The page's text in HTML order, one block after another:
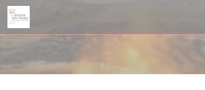
Personnalisation de vos choix en matière de cookies